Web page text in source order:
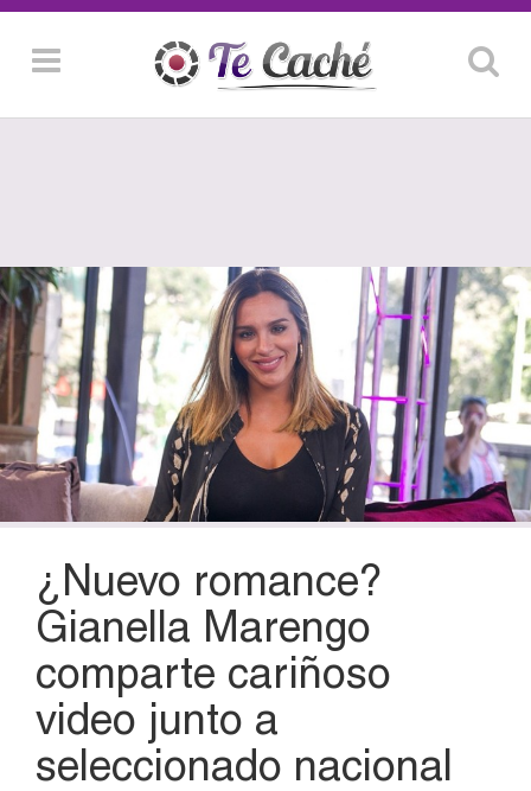
¿Nuevo romance?
Gianella Marengo
comparte cariñoso
video junto a
seleccionado nacional